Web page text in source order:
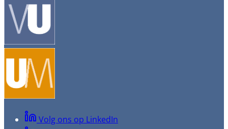
Volg ons op LinkedIn